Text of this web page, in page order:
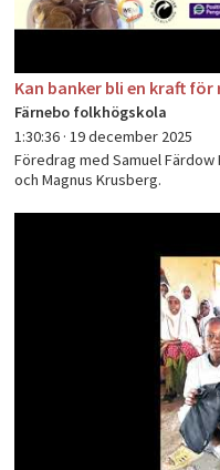
Kan banker bli en kraft
Färnebo folkhögskola
1:30:36 · 19 december 2025
Föredrag med Samuel
och Magnus Krusberg.